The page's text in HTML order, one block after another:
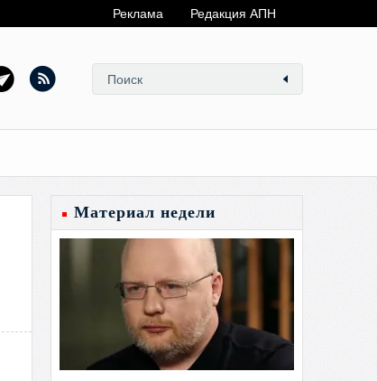
Реклама Редакция АПН
Материал недели